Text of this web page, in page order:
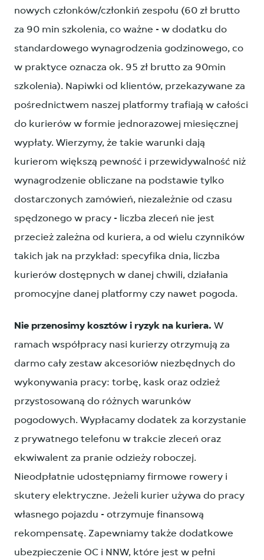
nowych członków/członkiń zespołu (60 zł brutto
za 90 min szkolenia, co ważne - w dodatku do
standardowego wynagrodzenia godzinowego, co
w praktyce oznacza ok. 95 zł brutto za 90min
szkolenia). Napiwki od klientów, przekazywane za
pośrednictwem naszej platformy trafiają w całości
do kurierów w formie jednorazowej miesięcznej
wypłaty. Wierzymy, że takie warunki dają
kurierom większą pewność i przewidywalność niż
wynagrodzenie obliczane na podstawie tylko
dostarczonych zamówień, niezależnie od czasu
spędzonego w pracy - liczba zleceń nie jest
przecież zależna od kuriera, a od wielu czynników
takich jak na przykład: specyfika dnia, liczba
kurierów dostępnych w danej chwili, działania
promocyjne danej platformy czy nawet pogoda.
Nie przenosimy kosztów i ryzyk na kuriera. W
ramach współpracy nasi kurierzy otrzymują za
darmo cały zestaw akcesoriów niezbędnych do
wykonywania pracy: torbę, kask oraz odzież
przystosowaną do różnych warunków
pogodowych. Wypłacamy dodatek za korzystanie
z prywatnego telefonu w trakcie zleceń oraz
ekwiwalent za pranie odzieży roboczej.
Nieodpłatnie udostępniamy firmowe rowery i
skutery elektryczne. Jeżeli kurier używa do pracy
własnego pojazdu - otrzymuje finansową
rekompensatę. Zapewniamy także dodatkowe
ubezpieczenie OC i NNW, które jest w pełni